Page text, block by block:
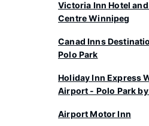
Victoria Inn Hotel
Centre Winnipeg
Canad Inns
Polo Park
Holiday Inn Express
Airport - Polo Park by
Airport Motor Inn